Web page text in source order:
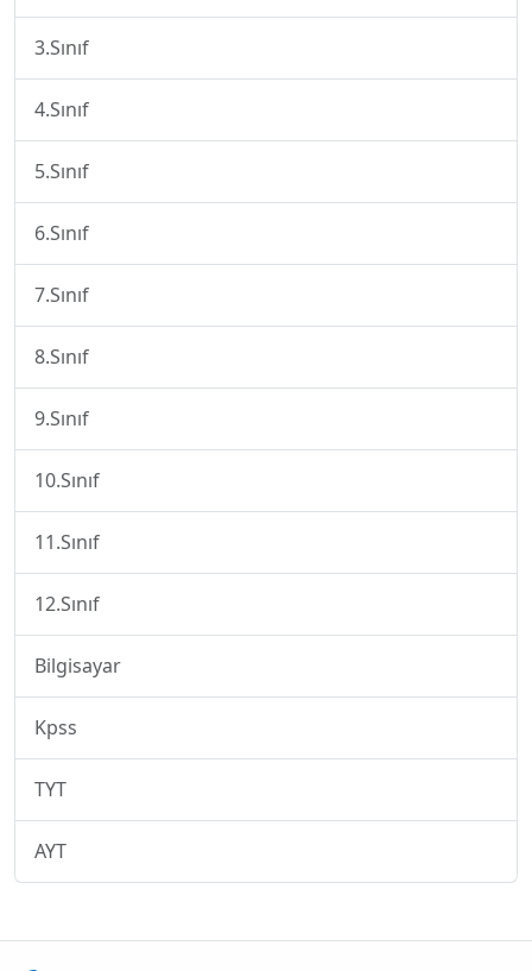
3.Sınıf
4.Sınıf
5.Sınıf
6.Sınıf
7.Sınıf
8.Sınıf
9.Sınıf
10.Sınıf
11.Sınıf
12.Sınıf
Bilgisayar
Kpss
TYT
AYT